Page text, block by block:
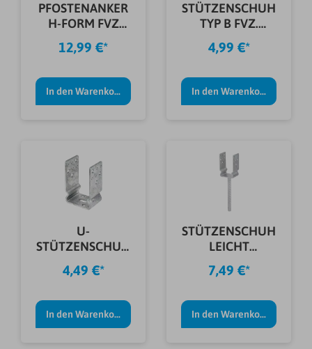
PFOSTENANKER
H-FORM FVZ
121X600X60X5,0
MM
12,99 €*
In den Warenkorb
STÜTZENSCHUH
TYP B FVZ.
81X60X100X4,0
MM
4,99 €*
In den Warenkorb
U-
STÜTZENSCHUH
FVZ.
71X60X125X4,5
4,49 €*
In den Warenkorb
STÜTZENSCHUH
LEICHT
FVZ.91X60X125X4
,0 MM
7,49 €*
In den Warenkorb